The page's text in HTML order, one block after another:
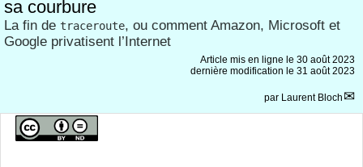
sa courbure
La fin de traceroute, ou comment Amazon, Microsoft et
Google privatisent l’Internet
Article mis en ligne le 30 août 2023
dernière modification le 31 août 2023
par Laurent Bloch